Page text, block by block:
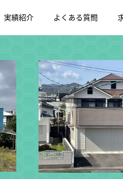
実績紹介 よくある質問